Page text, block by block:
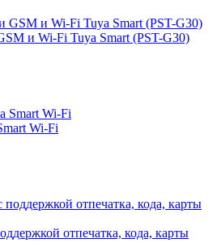
и Wi-Fi Tuya Smart (PST-G30)
Wi-Fi
отпечатка, кода, карты